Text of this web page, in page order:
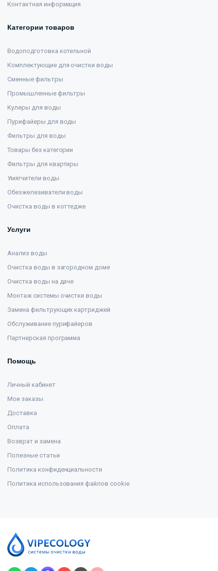
Контактная информация
Категории товаров
Водоподготовка котельной
Комплектующие для очистки воды
Сменные фильтры
Промышленные фильтры
Кулеры для воды
Пурифайеры для воды
Фильтры для воды
Товары без категории
Фильтры для квартиры
Умягчители воды
Обезжелезиватели воды
Очистка воды в коттедже
Услуги
Анализ воды
Очистка воды в загородном доме
Очистка воды на даче
Монтаж системы очистки воды
Замена фильтрующих картриджей
Обслуживание пурифайеров
Партнерская программа
Помощь
Личный кабинет
Мои заказы
Доставка
Оплата
Возврат и замена
Полезные статьи
Политика конфиденциальности
Политика использования файлов cookie